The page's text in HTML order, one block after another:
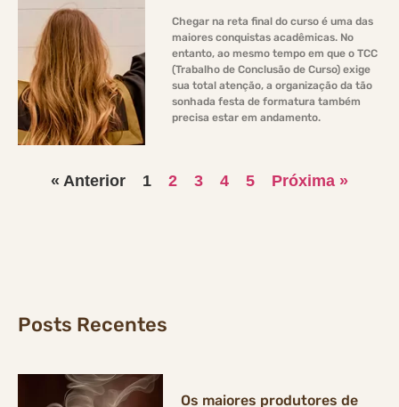
Chegar na reta final do curso é uma das
maiores conquistas acadêmicas. No
entanto, ao mesmo tempo em que o TCC
(Trabalho de Conclusão de Curso) exige
sua total atenção, a organização da tão
sonhada festa de formatura também
precisa estar em andamento.
« Anterior 1 2 3 4 5 Próxima »
Posts Recentes
Os maiores produtores de